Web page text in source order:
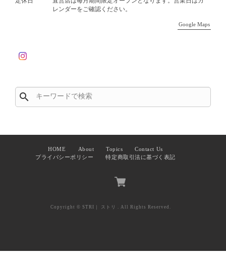
レンダーをご確認ください。
Google Maps
search
HOME About Topics
Contact Us
プライバシーポリシー
特定商取引法に基づく表記
Copyright © STRI｜ ストリ . All Rights Reserved.